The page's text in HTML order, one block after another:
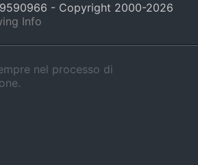
- Copyright 2000-2026
Info
nel processo di